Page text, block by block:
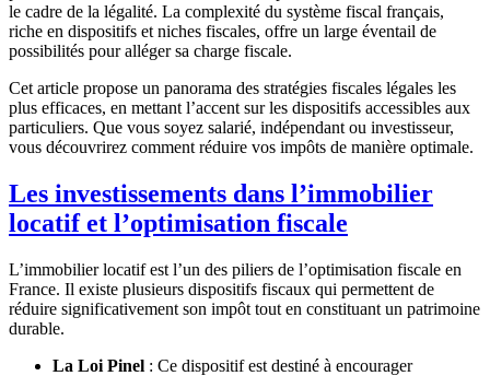
le cadre de la légalité. La complexité du système fiscal français,
riche en dispositifs et niches fiscales, offre un large éventail de
possibilités pour alléger sa charge fiscale.
Cet article propose un panorama des stratégies fiscales légales les
plus efficaces, en mettant l’accent sur les dispositifs accessibles aux
particuliers. Que vous soyez salarié, indépendant ou investisseur,
vous découvrirez comment réduire vos impôts de manière optimale.
Les investissements dans l’immobilier
locatif et l’optimisation fiscale
L’immobilier locatif est l’un des piliers de l’optimisation fiscale en
France. Il existe plusieurs dispositifs fiscaux qui permettent de
réduire significativement son impôt tout en constituant un patrimoine
durable.
La Loi Pinel : Ce dispositif est destiné à encourager